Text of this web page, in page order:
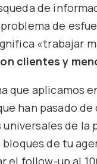
de
de
«trabajar
clientes y
que aplicamos
han pasado de
universales de
de tu
el follow-up al